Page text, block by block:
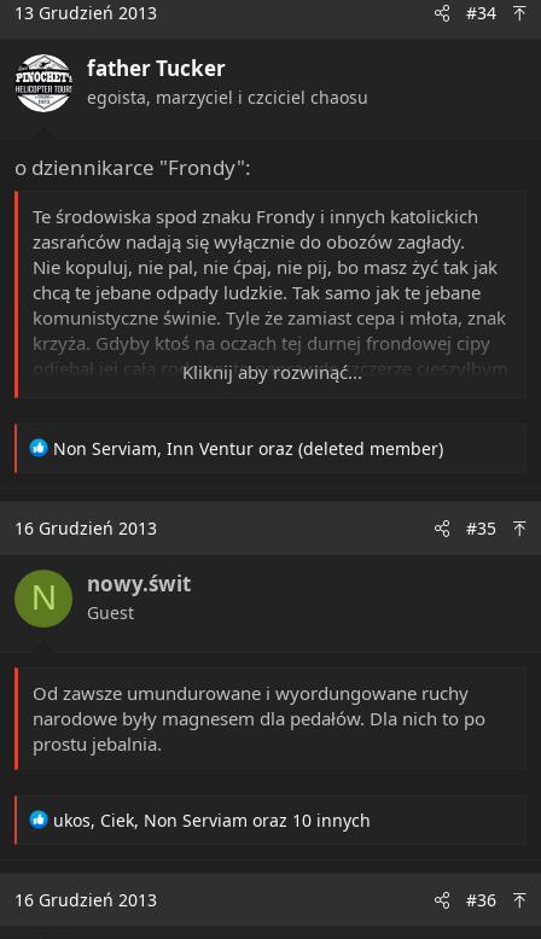
13 Grudzień 2013 #34
father Tucker
egoista, marzyciel i czciciel chaosu
o dziennikarce "Frondy":
Te środowiska spod znaku Frondy i innych katolickich
zasrańców nadają się wyłącznie do obozów zagłady.
Nie kopuluj, nie pal, nie ćpaj, nie pij, bo masz żyć tak jak
chcą te jebane odpady ludzkie. Tak samo jak te jebane
komunistyczne świnie. Tyle że zamiast cepa i młota, znak
krzyża. Gdyby ktoś na oczach tej durnej frondowej cipy
odjebał jej całą rodzinę, to naprawdę szczerze cieszyłbym
Kliknij aby rozwinąć...
R
t
o
n
s
Non Serviam, Inn Ventur oraz (deleted member)
16 Grudzień 2013 #35
N nowy.świt
Guest
Od zawsze umundurowane i wyordungowane ruchy
narodowe były magnesem dla pedałów. Dla nich to po
prostu jebalnia.
R
t
ukos, Ciek, Non Serviam oraz 10 innych
16 Grudzień 2013 #36